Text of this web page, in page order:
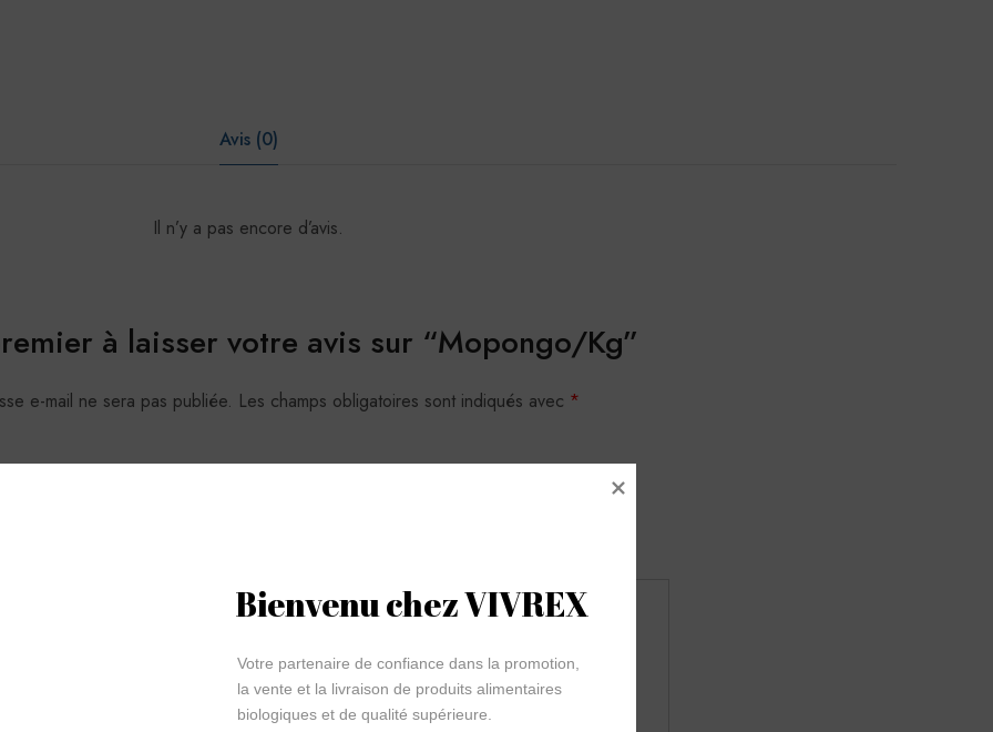
Avis (0)
Il n’y a pas encore d’avis.
à laisser votre avis sur “Mopongo/Kg”
e-mail ne sera pas publiée. Les champs obligatoires sont indiqués avec *
Bienvenu chez VIVREX
Votre partenaire de confiance dans la promotion,
la vente et la livraison de produits alimentaires
biologiques et de qualité supérieure.